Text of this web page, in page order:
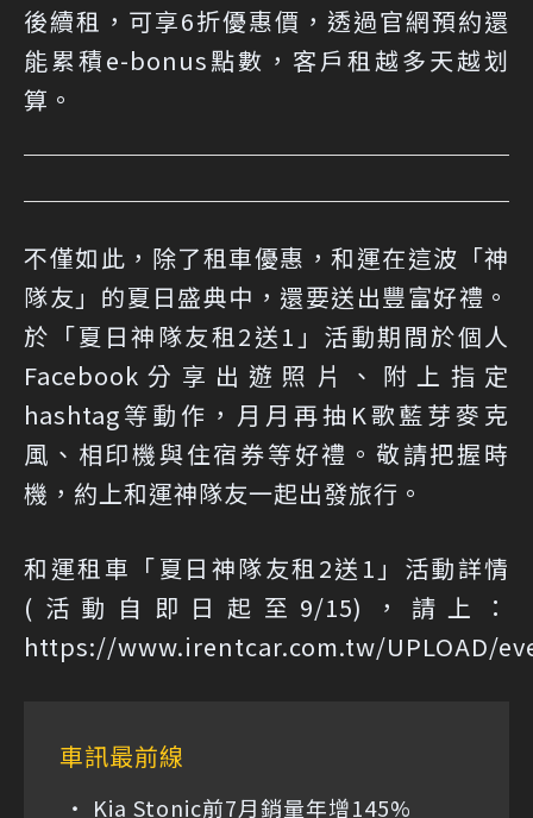
後續租，可享6折優惠價，透過官網預約還
能累積e-bonus點數，客戶租越多天越划
算。
不僅如此，除了租車優惠，和運在這波「神
隊友」的夏日盛典中，還要送出豐富好禮。
於「夏日神隊友租2送1」活動期間於個人
Facebook分享出遊照片、附上指定
hashtag等動作，月月再抽K歌藍芽麥克
風、相印機與住宿券等好禮。敬請把握時
機，約上和運神隊友一起出發旅行。
和運租車「夏日神隊友租2送1」活動詳情
(活動自即日起至9/15)，請上：
https://www.irentcar.com.tw/UPLOAD/
車訊最前線
Kia Stonic前7月銷量年增145%